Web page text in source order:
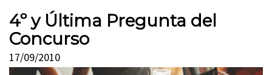
4º y Última Pregunta del
Concurso
17/09/2010